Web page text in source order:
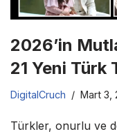
2026’in
21 Yeni Türk
DigitalCruch Mart 3,
Türkler, onurlu ve